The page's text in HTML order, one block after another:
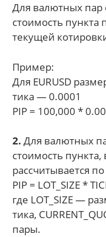
Для валютных пар
стоимость пункта
текущей
Пример:
Для EURUSD
тика — 0.0001
PIP = 100,000 *
2. Для валютных
стоимость
рассчитывается
PIP = LOT_SIZE *
где LOT_SIZE —
тика,
пары.